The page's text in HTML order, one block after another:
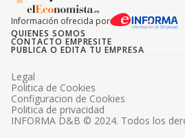
Información ofrecida por
QUIENES SOMOS
CONTACTO EMPRESITE
PUBLICA O EDITA TU EMPRESA
INFORMA D&B © 2024. Todos los
Legal
Politica de Cookies
Configuracion de Cookies
Politica de privacidad